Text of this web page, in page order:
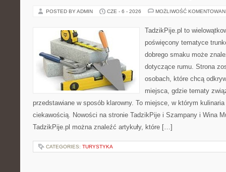
POSTED BY ADMIN CZE - 6 - 2026 MOŻLIWOŚĆ
TadzikPije.pl to
poświęcony tematyce
dobrego smaku może
dotyczące rumu. Strona
osobach, które chcą
miejsca, gdzie tematy
przedstawiane w sposób klarowny. To miejsce, w którym
ciekawością. Nowości na stronie TadzikPije i Szampany i Wina
TadzikPije.pl można znaleźć artykuły, które […]
CATEGORIES: TURYSTYKA